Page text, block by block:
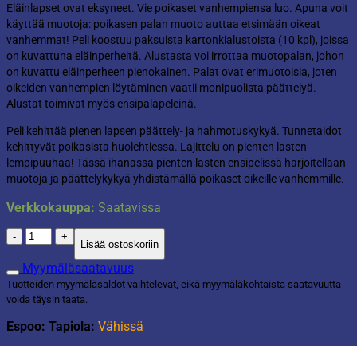
Eläinlapset ovat eksyneet. Vie poikaset vanhempiensa luo. Apuna voit
käyttää muotoja: poikasen palan muoto auttaa etsimään oikeat
vanhemmat! Peli koostuu paksuista kartonkialustoista (10 kpl), joissa
on kuvattuna eläinperheitä. Alustasta voi irrottaa muotopalan, johon
on kuvattu eläinperheen pienokainen. Palat ovat erimuotoisia, joten
oikeiden vanhempien löytäminen vaatii monipuolista päättelyä.
Alustat toimivat myös ensipalapeleinä.
Peli kehittää pienen lapsen päättely- ja hahmotuskykyä. Tunnetaidot
kehittyvät poikasista huolehtiessa. Lajittelu on pienten lasten
lempipuuhaa! Tässä ihanassa pienten lasten ensipelissä harjoitellaan
muotoja ja päättelykykyä yhdistämällä poikaset oikeille vanhemmille.
Verkkokauppa: Saatavissa
Oppi&ilo
Eläinperheet
-
ensipeli
määrä
Lisää ostoskoriin
Myymäläsaatavuus
Tuotteiden myymäläsaldot vaihtelevat, eikä myymäläkohtaista saatavuutta
voida täysin taata.
Espoo: Tapiola: Vähissä